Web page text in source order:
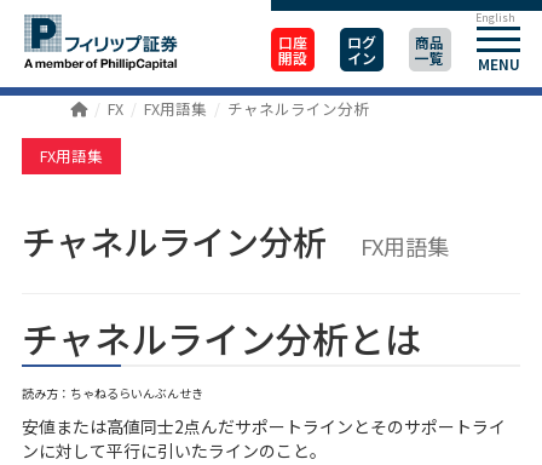
口座
開設
ログ
イン
商品
一覧 MENU
English
FX FX用語集 チャネルライン分析
FX用語集
チャネルライン分析 FX用語集
チャネルライン分析とは
読み方：ちゃねるらいんぶんせき
安値または高値同士2点んだサポートラインとそのサポートライ
ンに対して平行に引いたラインのこと。